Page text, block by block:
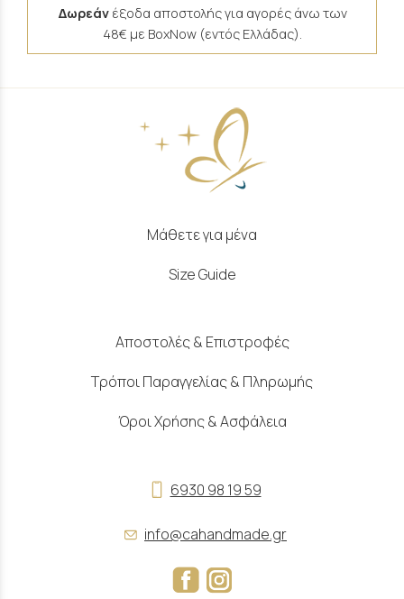
Δωρεάν έξοδα αποστολής για αγορές άνω των
48€ με BoxNow (εντός Ελλάδας).
Μάθετε για μένα
Size Guide
Αποστολές & Επιστροφές
Τρόποι Παραγγελίας & Πληρωμής
Όροι Χρήσης & Ασφάλεια
6930 98 19 59
info@cahandmade.gr